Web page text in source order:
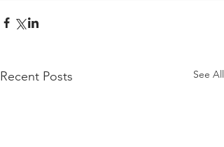
Recent Posts See All